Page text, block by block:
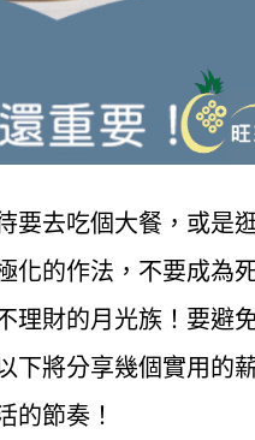
要去吃個大餐，或是
化的作法，不要成為
理財的月光族！要避
下將分享幾個實用的
的節奏！